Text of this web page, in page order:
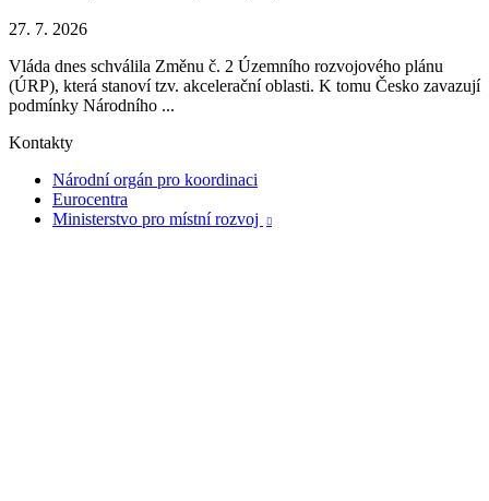
27. 7. 2026
Vláda dnes schválila Změnu č. 2 Územního rozvojového plánu
(ÚRP), která stanoví tzv. akcelerační oblasti. K tomu Česko zavazují
podmínky Národního ...
Kontakty
Národní orgán pro koordinaci
Eurocentra
Ministerstvo pro místní rozvoj
